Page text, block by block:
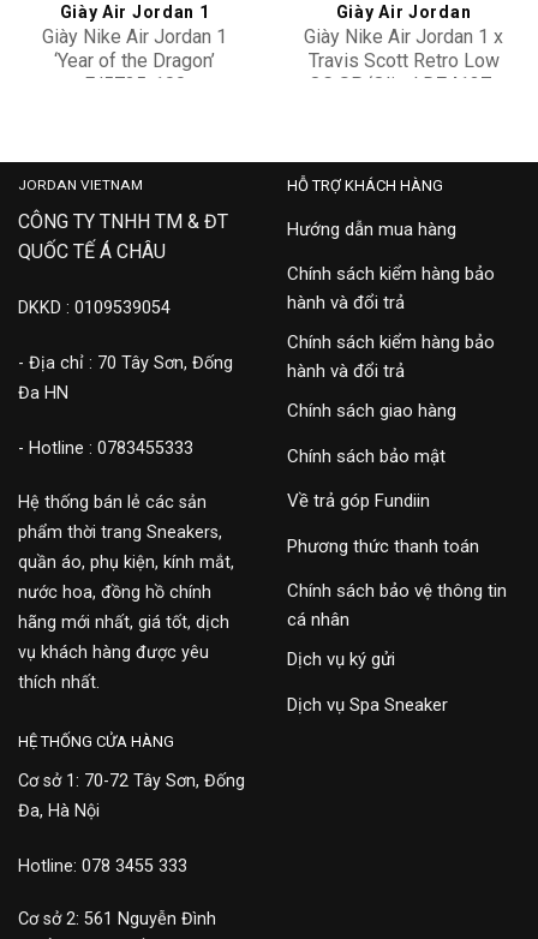
Giày Air Jordan 1
Giày Nike Air Jordan 1
‘Year of the Dragon’
FJ5735-100
Giày Air Jordan
Giày Nike Air Jordan 1 x
Travis Scott Retro Low
OG SP ‘Olive’ DZ4137-
JORDAN VIETNAM
CÔNG TY TNHH TM & ĐT
QUỐC TẾ Á CHÂU
DKKD : 0109539054
- Địa chỉ : 70 Tây Sơn, Đống
Đa HN
- Hotline : 0783455333
Hệ thống bán lẻ các sản
phẩm thời trang Sneakers,
quần áo, phụ kiện, kính mắt,
nước hoa, đồng hồ chính
hãng mới nhất, giá tốt, dịch
vụ khách hàng được yêu
thích nhất.
HỖ TRỢ KHÁCH HÀNG
Hướng dẫn mua hàng
Chính sách kiểm hàng bảo
hành và đổi trả
Chính sách kiểm hàng bảo
hành và đổi trả
Chính sách giao hàng
Chính sách bảo mật
Về trả góp Fundiin
Phương thức thanh toán
Chính sách bảo vệ thông tin
cá nhân
Dịch vụ ký gửi
Dịch vụ Spa Sneaker
HỆ THỐNG CỬA HÀNG
Cơ sở 1: 70-72 Tây Sơn, Đống
Đa, Hà Nội
Hotline: 078 3455 333
Cơ sở 2: 561 Nguyễn Đình